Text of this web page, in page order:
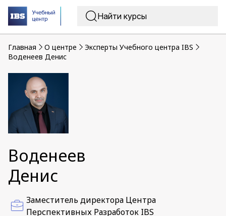
Главная O центре
Эксперты Учебного центра IBS
Воденеев Денис
Воденеев
Денис
Заместитель директора Центра
Перспективных Разработок IBS